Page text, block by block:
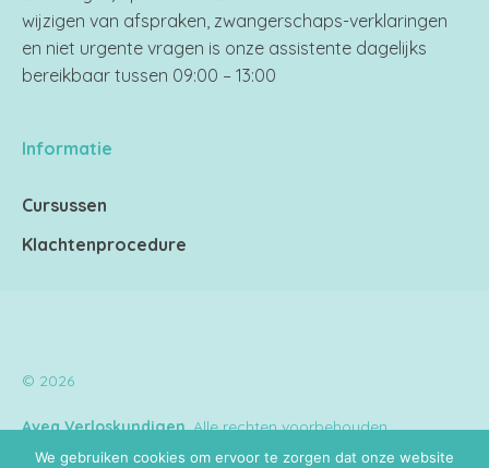
wijzigen van afspraken, zwangerschaps-verklaringen
en niet urgente vragen is onze assistente dagelijks
bereikbaar tussen 09:00 – 13:00
Informatie
Cursussen
Klachtenprocedure
© 2026
Avea Verloskundigen. Alle rechten voorbehouden.
We gebruiken cookies om ervoor te zorgen dat onze website